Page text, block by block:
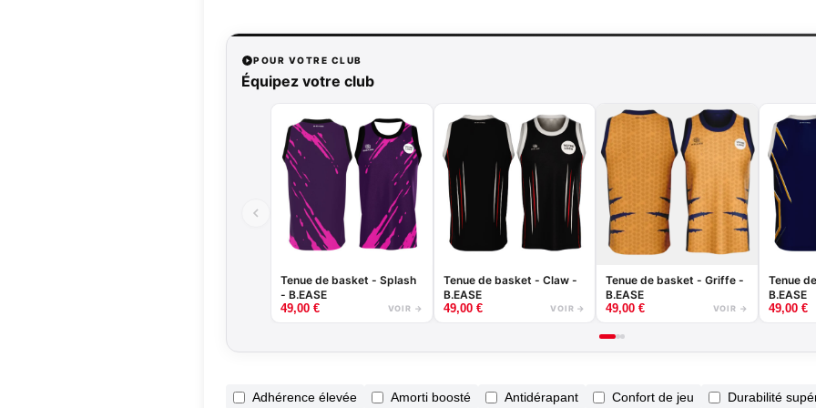
POUR VOTRE CLUB
Équipez votre club
Tenue de basket - Splash
- B.EASE
49,00 € VOIR →
Tenue de basket - Claw -
B.EASE
49,00 € VOIR →
Tenue de basket - Griffe -
B.EASE
49,00 € VOIR →
Tenue
B.EASE
49,00 €
Adhérence élevée Amorti boosté Antidérapant Confort de jeu Durabilité